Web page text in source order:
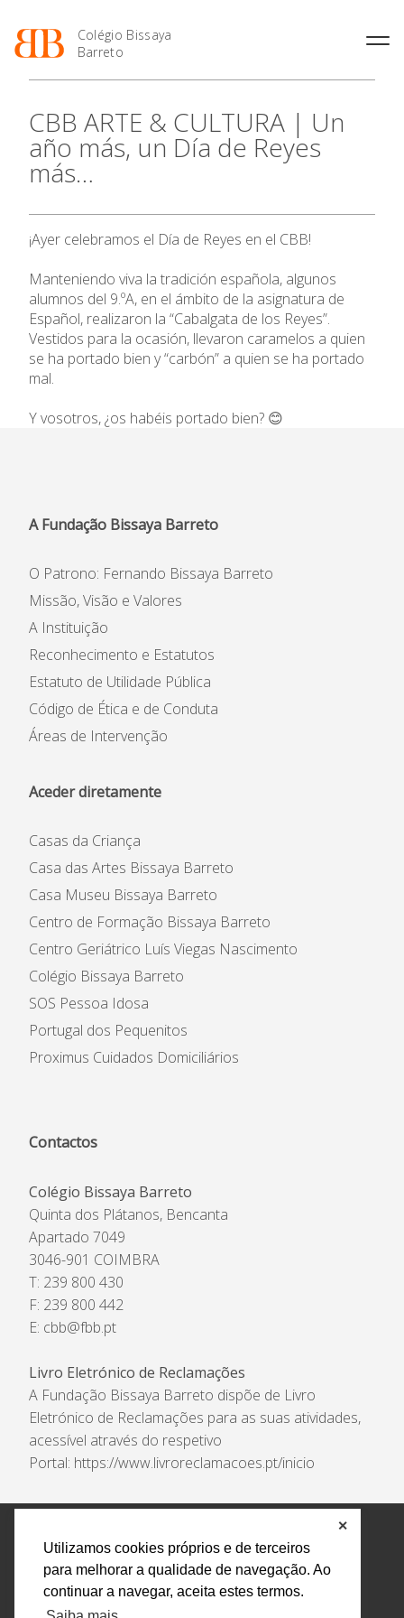
Utilizamos cookies próprios e de terceiros
para melhorar a qualidade de navegação. Ao
continuar a navegar, aceita estes termos.
✕
Colégio Bissaya
Barreto
Projeto Educativo
Organização
Colaboradores Docentes
Instalações
Ofertas de emprego
Regulamentos
Jornal “O Coreto”
Privacidade
Oferta Formativa
Enriquecimento Curricular
Oferta Curricular
Atividades Extracurriculares
Atividades de Interrupção
Academia de LínguasEnsino Profissional
Profissionais
Matrículas
Horários e Manuais
Termalismo
Curso de Técnico/a de Apoio
Ofertas de Emprego
Ano Letivo
2027
Calendários
Portal do Professor
de Educação
SIGE
Admissão
Informações
Notícias
CBB ARTE & CULTURA | Un
año más, un Día de Reyes
más…
¡Ayer celebramos el Día de Reyes en el CBB!
Manteniendo viva la tradición española, algunos
alumnos del 9.ºA, en el ámbito de la asignatura de
Español, realizaron la “Cabalgata de los Reyes”.
Vestidos para la ocasión, llevaron caramelos a quien
se ha portado bien y “carbón” a quien se ha portado
mal.
Y vosotros, ¿os habéis portado bien? 😊
A Fundação Bissaya Barreto
O Patrono: Fernando Bissaya Barreto
Missão, Visão e Valores
A Instituição
Reconhecimento e Estatutos
Estatuto de Utilidade Pública
Código de Ética e de Conduta
Áreas de Intervenção
Aceder diretamente
Casas da Criança
Casa das Artes Bissaya Barreto
Casa Museu Bissaya Barreto
Centro de Formação Bissaya Barreto
Centro Geriátrico Luís Viegas Nascimento
Colégio Bissaya Barreto
SOS Pessoa Idosa
Portugal dos Pequenitos
Proximus Cuidados Domiciliários
Contactos
Colégio Bissaya Barreto
Quinta dos Plátanos, Bencanta
Apartado 7049
3046-901 COIMBRA
T: 239 800 430
F: 239 800 442
E: cbb@fbb.pt
Livro Eletrónico de Reclamações
A Fundação Bissaya Barreto dispõe de Livro
Eletrónico de Reclamações para as suas atividades,
acessível através do respetivo
Portal: https://www.livroreclamacoes.pt/inicio
Política de Privacidade e Tratamento de Dados
Encarregado de Proteção de Dados
Livro Eletrónico
de Reclamações
Canal de Denúncias
Todos os direitos reservados Design by AM. Developed by